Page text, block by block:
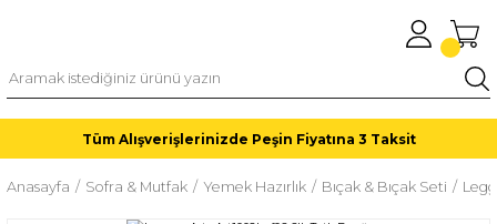
Tüm Alışverişlerinizde Peşin Fiyatına 3 Taksit
Anasayfa Sofra & Mutfak Yemek Hazırlık Bıçak & Bıçak Seti